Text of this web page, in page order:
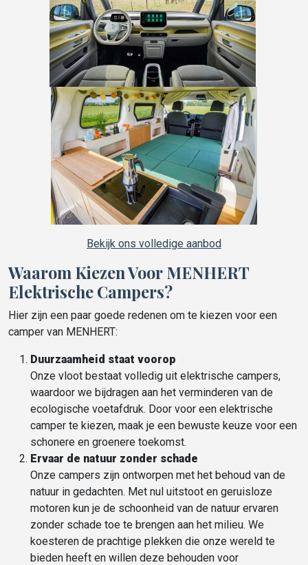
Bekijk ons volledige aanbod
Waarom Kiezen Voor MENHERT
Elektrische Campers?
Hier zijn een paar goede redenen om te kiezen voor een
camper van MENHERT:
Duurzaamheid staat voorop
Onze vloot bestaat volledig uit elektrische campers,
waardoor we bijdragen aan het verminderen van de
ecologische voetafdruk. Door voor een elektrische
camper te kiezen, maak je een bewuste keuze voor een
schonere en groenere toekomst.
Ervaar de natuur zonder schade
Onze campers zijn ontworpen met het behoud van de
natuur in gedachten. Met nul uitstoot en geruisloze
motoren kun je de schoonheid van de natuur ervaren
zonder schade toe te brengen aan het milieu. We
koesteren de prachtige plekken die onze wereld te
bieden heeft en willen deze behouden voor